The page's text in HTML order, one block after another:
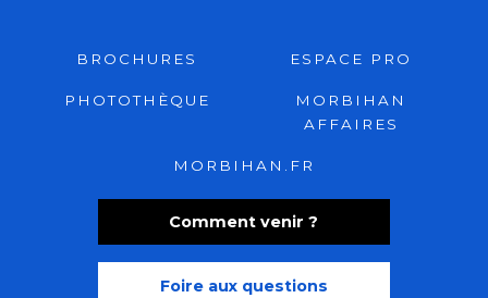
Comment venir ?
Foire aux questions
BROCHURES ESPACE PRO
PHOTOTHÈQUE
MORBIHAN
AFFAIRES
MORBIHAN.FR